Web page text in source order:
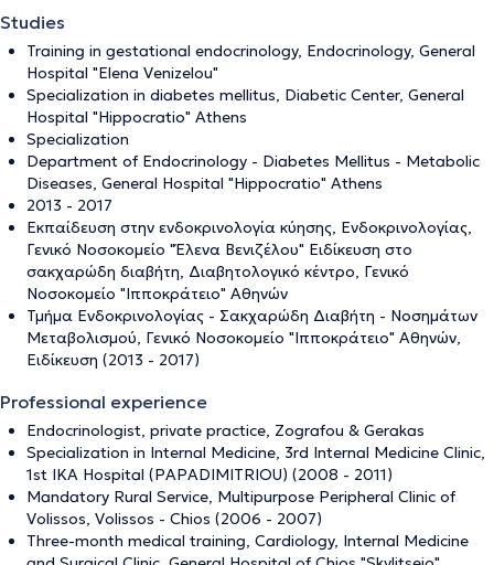
Studies
Training in gestational endocrinology, Endocrinology, General
Hospital "Elena Venizelou"
Specialization in diabetes mellitus, Diabetic Center, General
Hospital "Hippocratio" Athens
Specialization
Department of Endocrinology - Diabetes Mellitus - Metabolic
Diseases, General Hospital "Hippocratio" Athens
2013 - 2017
Εκπαίδευση στην ενδοκρινολογία κύησης, Ενδοκρινολογίας,
Γενικό Νοσοκομείο "Έλενα Βενιζέλου" Ειδίκευση στο
σακχαρώδη διαβήτη, Διαβητολογικό κέντρο, Γενικό
Νοσοκομείο "Ιπποκράτειο" Αθηνών
Τμήμα Ενδοκρινολογίας - Σακχαρώδη Διαβήτη - Νοσημάτων
Μεταβολισμού, Γενικό Νοσοκομείο "Ιπποκράτειο" Αθηνών,
Ειδίκευση (2013 - 2017)
Professional experience
Endocrinologist, private practice, Zografou & Gerakas
Specialization in Internal Medicine, 3rd Internal Medicine Clinic,
1st IKA Hospital (PAPADIMITRIOU) (2008 - 2011)
Mandatory Rural Service, Multipurpose Peripheral Clinic of
Volissos, Volissos - Chios (2006 - 2007)
Three-month medical training, Cardiology, Internal Medicine